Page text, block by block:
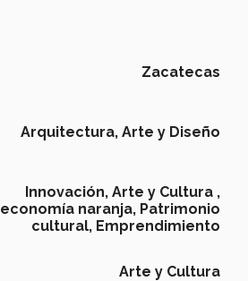
Zacatecas
Arquitectura, Arte y Diseño
Innovación, Arte y Cultura ,
economía naranja, Patrimonio
cultural, Emprendimiento
Arte y Cultura